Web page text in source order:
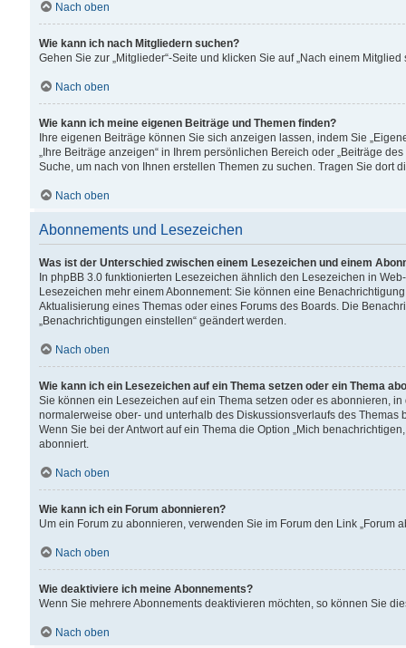
Nach oben
Wie kann ich nach Mitgliedern suchen?
Gehen Sie zur „Mitglieder“-Seite und klicken Sie auf „Nach einem Mitglied
Nach oben
Wie kann ich meine eigenen Beiträge und Themen finden?
Ihre eigenen Beiträge können Sie sich anzeigen lassen, indem Sie
„Ihre Beiträge anzeigen“ in Ihrem persönlichen Bereich oder „Beiträge
Suche, um nach von Ihnen erstellen Themen zu suchen. Tragen Sie dort
Nach oben
Abonnements und Lesezeichen
Was ist der Unterschied zwischen einem Lesezeichen und einem
In phpBB 3.0 funktionierten Lesezeichen ähnlich den Lesezeichen in
Lesezeichen mehr einem Abonnement: Sie können eine
Aktualisierung eines Themas oder eines Forums des Boards. Die
„Benachrichtigungen einstellen“ geändert werden.
Nach oben
Wie kann ich ein Lesezeichen auf ein Thema setzen oder ein Thema
Sie können ein Lesezeichen auf ein Thema setzen oder es abonnieren,
normalerweise ober- und unterhalb des Diskussionsverlaufs des Themas
Wenn Sie bei der Antwort auf ein Thema die Option „Mich
abonniert.
Nach oben
Wie kann ich ein Forum abonnieren?
Um ein Forum zu abonnieren, verwenden Sie im Forum den Link „Forum
Nach oben
Wie deaktiviere ich meine Abonnements?
Wenn Sie mehrere Abonnements deaktivieren möchten, so können Sie
Nach oben